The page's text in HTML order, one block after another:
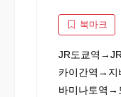
북마크
JR도쿄역
카이간역→지
바미나토역→